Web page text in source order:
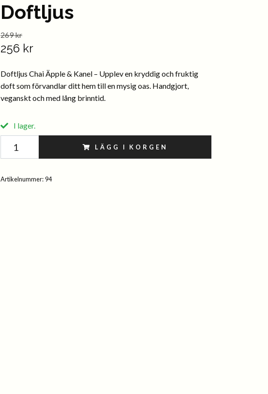
Doftljus
269 kr
256 kr
Doftljus Chai Äpple & Kanel – Upplev en kryddig och fruktig
doft som förvandlar ditt hem till en mysig oas. Handgjort,
veganskt och med lång brinntid.
I lager.
LÄGG I KORGEN
Artikelnummer:94